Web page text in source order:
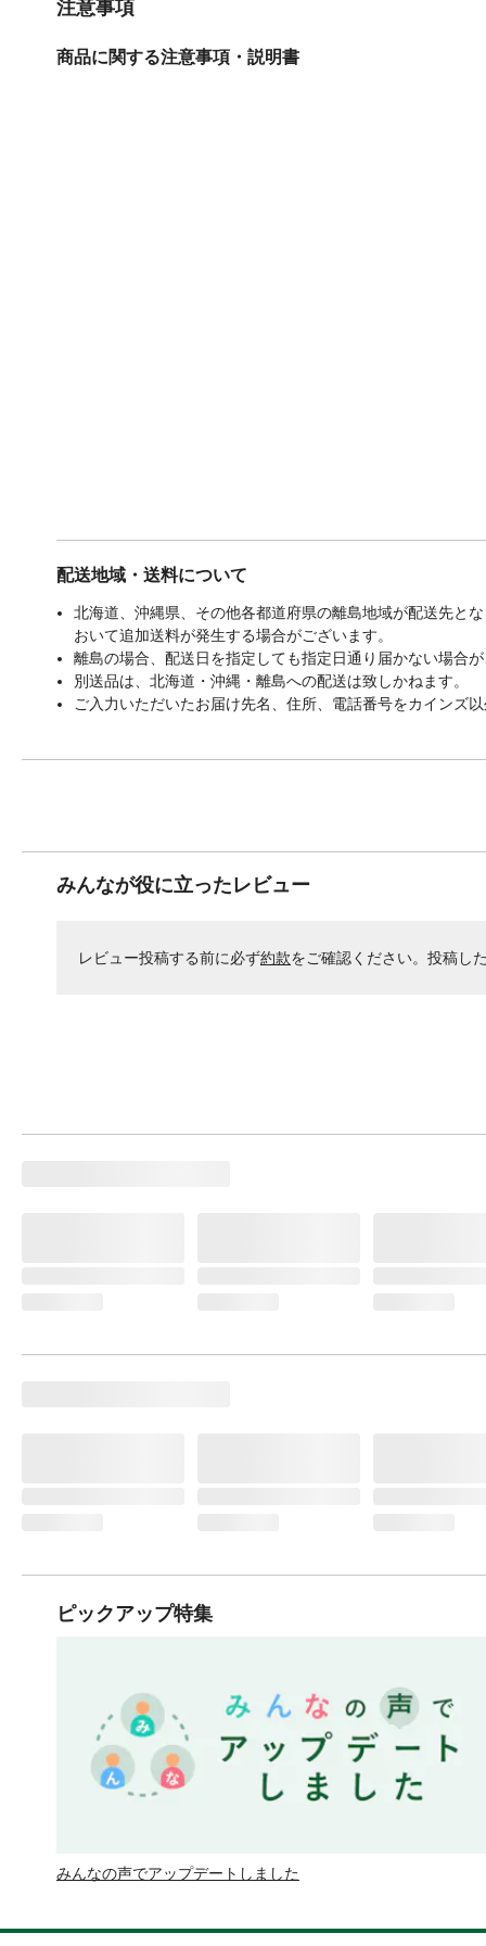
注意事項
商品に関する注意事項・説明書
配送地域・送料について
北海道、沖縄県、その他各都道府県の離島地域が配送先と
おいて追加送料が発生する場合がございます。
離島の場合、配送日を指定しても指定日通り届かない場合
別送品は、北海道・沖縄・離島への配送は致しかねます。
ご入力いただいたお届け先名、住所、電話番号をカインズ
みんなが役に立ったレビュー
レビュー投稿する前に必ず約款をご確認ください。投稿し
ピックアップ特集
みんなの声でアップデートしました